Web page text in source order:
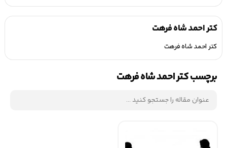
کتر احمد شاه فرهت
کتر احمد شاه فرهت
برچسب کتر احمد شاه فرهت